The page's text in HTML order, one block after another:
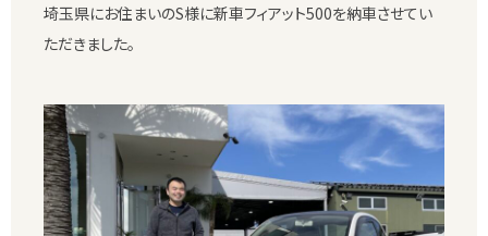
埼玉県にお住まいのS様に新車フィアット500を納車させてい
ただきました。